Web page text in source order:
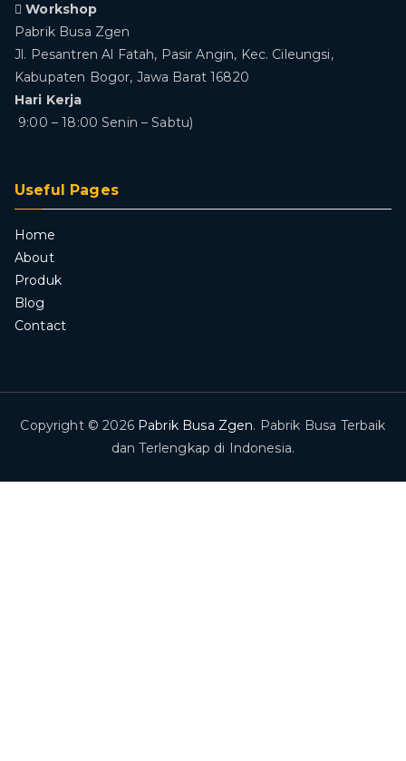
Workshop
Pabrik Busa Zgen
Jl. Pesantren Al Fatah, Pasir Angin, Kec. Cileungsi,
Kabupaten Bogor, Jawa Barat 16820
Hari Kerja
9:00 – 18:00 Senin – Sabtu)
Useful Pages
Home
About
Produk
Blog
Contact
Copyright © 2026 Pabrik Busa Zgen. Pabrik Busa Terbaik
dan Terlengkap di Indonesia.